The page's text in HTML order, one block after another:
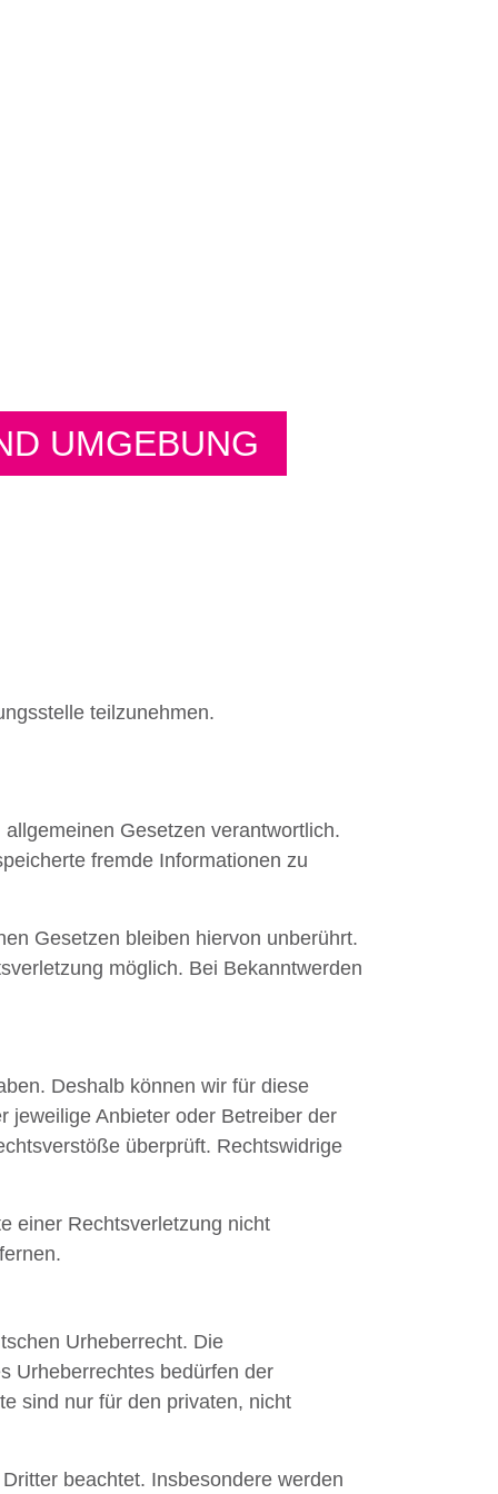
UMGEBUNG
teilzunehmen.
Gesetzen verantwortlich.
fremde Informationen zu
Gesetzen bleiben hiervon unberührt.
möglich. Bei Bekanntwerden
Deshalb können wir für diese
jeweilige Anbieter oder Betreiber der
überprüft. Rechtswidrige
einer Rechtsverletzung nicht
Urheberrecht. Die
Urheberrechtes bedürfen der
sind nur für den privaten, nicht
beachtet. Insbesondere werden